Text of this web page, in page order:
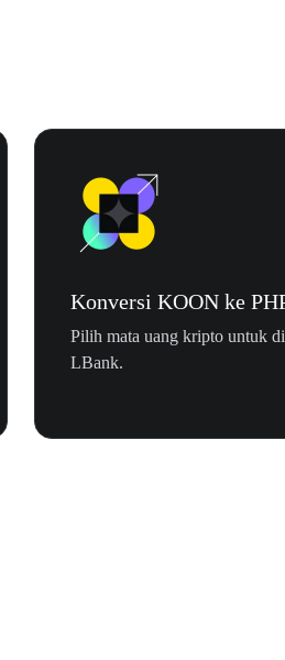
Konversi KOON ke
Pilih mata uang kripto untuk
LBank.